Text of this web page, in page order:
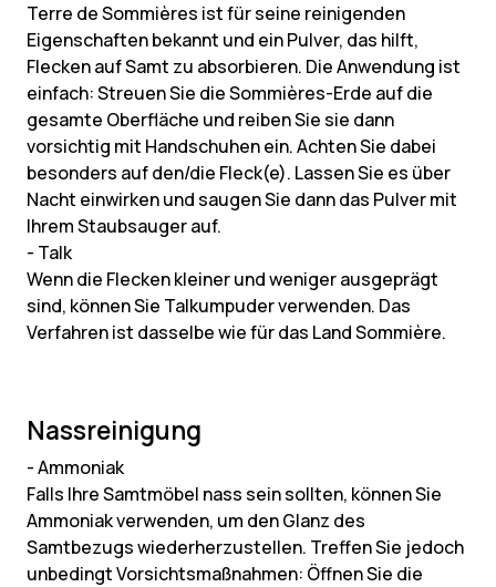
Terre de Sommières ist für seine reinigenden
Eigenschaften bekannt und ein Pulver, das hilft,
Flecken auf Samt zu absorbieren. Die Anwendung ist
einfach: Streuen Sie die Sommières-Erde auf die
gesamte Oberfläche und reiben Sie sie dann
vorsichtig mit Handschuhen ein. Achten Sie dabei
besonders auf den/die Fleck(e). Lassen Sie es über
Nacht einwirken und saugen Sie dann das Pulver mit
Ihrem Staubsauger auf.
- Talk
Wenn die Flecken kleiner und weniger ausgeprägt
sind, können Sie Talkumpuder verwenden. Das
Verfahren ist dasselbe wie für das Land Sommière.
Nassreinigung
- Ammoniak
Falls Ihre Samtmöbel nass sein sollten, können Sie
Ammoniak verwenden, um den Glanz des
Samtbezugs wiederherzustellen. Treffen Sie jedoch
unbedingt Vorsichtsmaßnahmen: Öffnen Sie die